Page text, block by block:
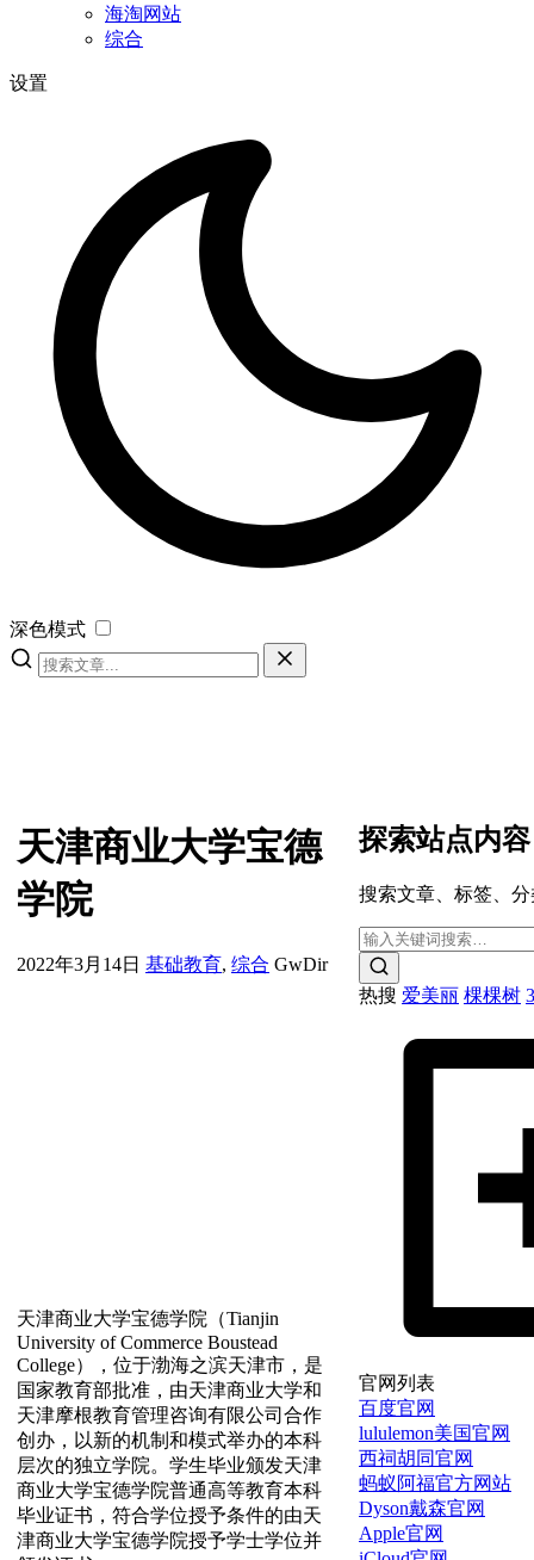
海淘网站
综合
设置
深色模式
天津商业大学宝德
学院
2022年3月14日 基础教育, 综合 GwDir
天津商业大学宝德学院（Tianjin
University of Commerce Boustead
College），位于渤海之滨天津市，是
国家教育部批准，由天津商业大学和
天津摩根教育管理咨询有限公司合作
创办，以新的机制和模式举办的本科
层次的独立学院。学生毕业颁发天津
商业大学宝德学院普通高等教育本科
毕业证书，符合学位授予条件的由天
津商业大学宝德学院授予学士学位并
探索站点内容
搜索文章、标签、分
热搜 爱美丽 棵棵树
官网列表
百度官网
lululemon美国官网
西祠胡同官网
蚂蚁阿福官方网站
Dyson戴森官网
Apple官网